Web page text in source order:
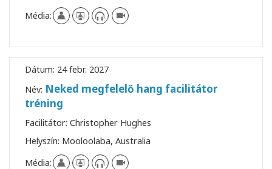
Média:
Dátum: 24 febr. 2027
Név: Neked megfelelő hang facilitátor
tréning
Facilitátor: Christopher Hughes
Helyszín: Mooloolaba, Australia
Média: